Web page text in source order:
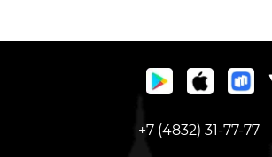
+7 (4832) 31-77-77